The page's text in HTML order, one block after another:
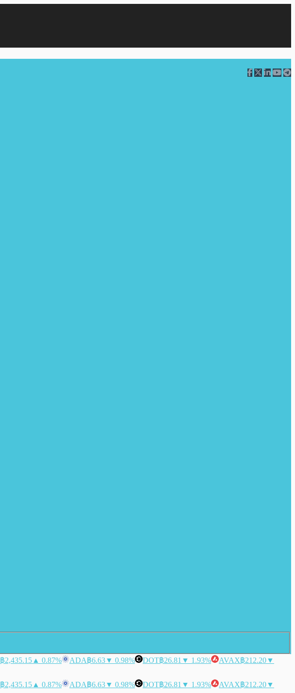
฿2,435.15 ▲ 0.87% ADA฿6.63▼ 0.98% DOT฿26.81 ▼ 1.93% AVAX฿212.20▼
฿2,435.15 ▲ 0.87% ADA฿6.63▼ 0.98% DOT฿26.81 ▼ 1.93% AVAX฿212.20▼